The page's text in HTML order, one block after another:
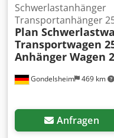
Gondelsheim 469 km
Schwerlastanhänger
Transportanhänger
Plan
Transportwagen
Anhänger Wagen
Anfragen